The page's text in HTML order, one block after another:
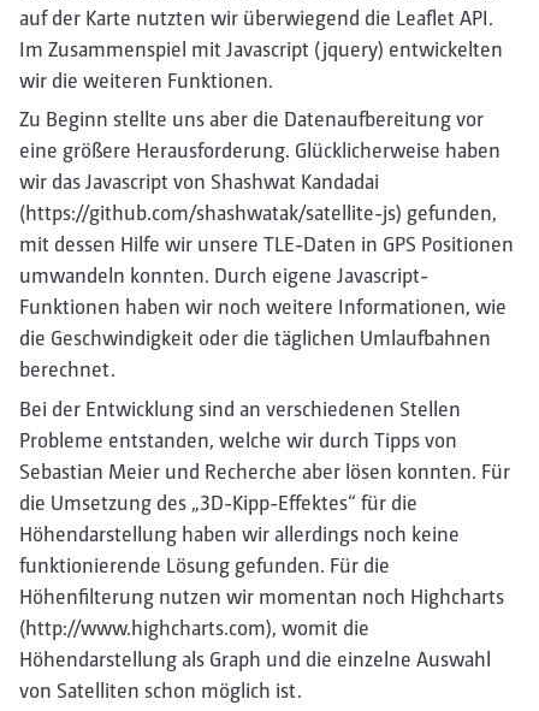
auf der Karte nutzten wir überwiegend die Leaflet API.
Im Zusammenspiel mit Javascript (jquery) entwickelten
wir die weiteren Funktionen.
Zu Beginn stellte uns aber die Datenaufbereitung vor
eine größere Herausforderung. Glücklicherweise haben
wir das Javascript von Shashwat Kandadai
(https://github.com/shashwatak/satellite-js) gefunden,
mit dessen Hilfe wir unsere TLE-Daten in GPS Positionen
umwandeln konnten. Durch eigene Javascript-
Funktionen haben wir noch weitere Informationen, wie
die Geschwindigkeit oder die täglichen Umlaufbahnen
berechnet.
Bei der Entwicklung sind an verschiedenen Stellen
Probleme entstanden, welche wir durch Tipps von
Sebastian Meier und Recherche aber lösen konnten. Für
die Umsetzung des „3D-Kipp-Effektes“ für die
Höhendarstellung haben wir allerdings noch keine
funktionierende Lösung gefunden. Für die
Höhenfilterung nutzen wir momentan noch Highcharts
(http://www.highcharts.com), womit die
Höhendarstellung als Graph und die einzelne Auswahl
von Satelliten schon möglich ist.